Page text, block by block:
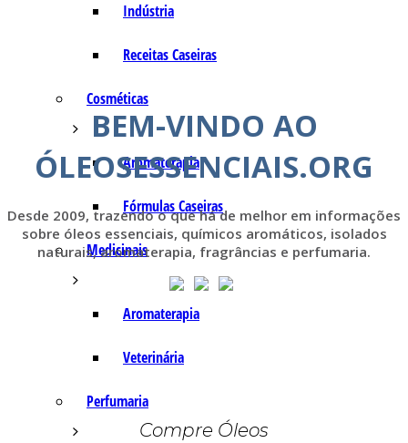
Indústria
Receitas Caseiras
Cosméticas
Aromaterapia
Fórmulas Caseiras
Medicinais
Aromaterapia
Veterinária
Perfumaria
BEM-VINDO AO
ÓLEOSESSENCIAIS.ORG
Desde 2009, trazendo o que há de melhor em informações
sobre óleos essenciais, químicos aromáticos, isolados
naturais, aromaterapia, fragrâncias e perfumaria.
Compre Óleos